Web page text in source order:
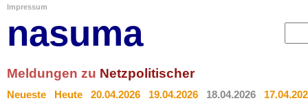
Impressum
nasuma
Meldungen zu Netzpolitischer
Neueste Heute 20.04.2026 19.04.2026 18.04.2026